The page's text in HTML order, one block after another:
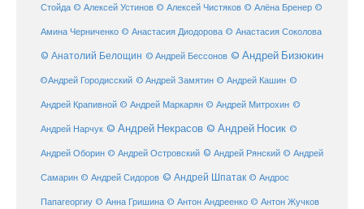
Стойда © Алексей Устинов © Алексей Чистяков © Алёна Бренер ©
Амина Черниченко © Анастасия Диодорова © Анастасия Соколова
© Анатолий Белощин © Андрей Бессонов © Андрей Бизюкин
©Андрей Городисский © Андрей Замятин © Андрей Кашин ©
Андрей Крапивной © Андрей Маркарян © Андрей Митрохин ©
Андрей Нарчук © Андрей Некрасов © Андрей Носик ©
Андрей Оборин © Андрей Островский © Андрей Рянский © Андрей
Самарин © Андрей Сидоров © Андрей Шпатак © Андрос
Папагеоргиу © Анна Гришина © Антон Андреенко © Антон Жучков